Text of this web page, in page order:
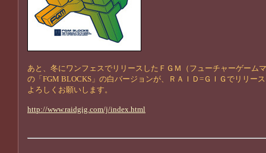
あと、冬にワンフェスでリリースしたＦＧＭ（フューチャーゲーム
の「FGM BLOCKS」の白バージョンが、ＲＡＩＤ=ＧＩＧでリリー
よろしくお願いします。
http://www.raidgig.com/j/index.html